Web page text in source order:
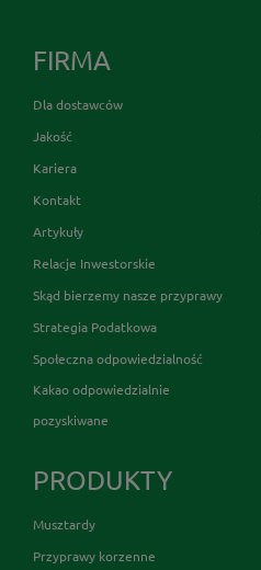
FIRMA
Dla dostawców
Jakość
Kariera
Kontakt
Artykuły
Relacje Inwestorskie
Skąd bierzemy nasze przyprawy
Strategia Podatkowa
Społeczna odpowiedzialność
Kakao odpowiedzialnie
pozyskiwane
PRODUKTY
Musztardy
Przyprawy korzenne